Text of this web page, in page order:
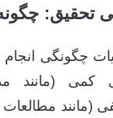
چگونگی انجام
کمی (مانند
(مانند